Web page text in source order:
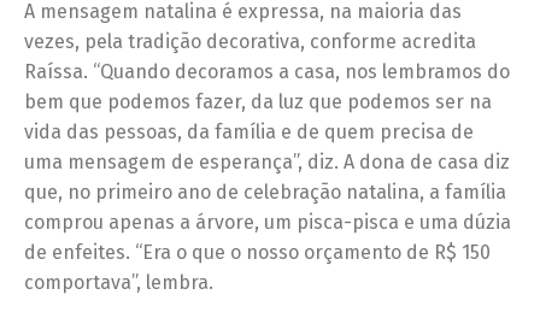
A mensagem natalina é expressa, na maioria das
vezes, pela tradição decorativa, conforme acredita
Raíssa. “Quando decoramos a casa, nos lembramos do
bem que podemos fazer, da luz que podemos ser na
vida das pessoas, da família e de quem precisa de
uma mensagem de esperança”, diz. A dona de casa diz
que, no primeiro ano de celebração natalina, a família
comprou apenas a árvore, um pisca-pisca e uma dúzia
de enfeites. “Era o que o nosso orçamento de R$ 150
comportava”, lembra.